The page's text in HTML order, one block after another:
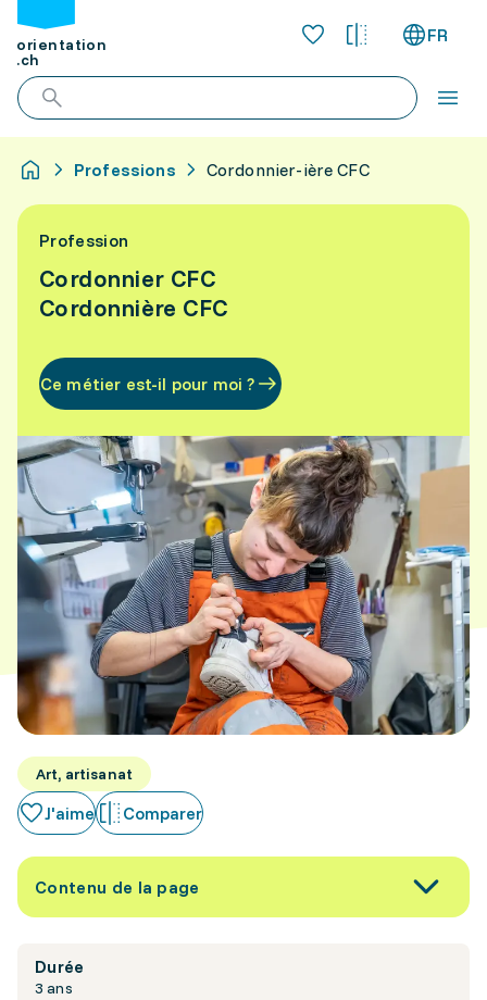
orientation
.ch
FR
Professions Cordonnier-ière CFC
Profession
Cordonnier CFC
Cordonnière CFC
Ce métier est-il pour moi ?
Art, artisanat
J'aime Comparer
Contenu de la page
Durée
3 ans